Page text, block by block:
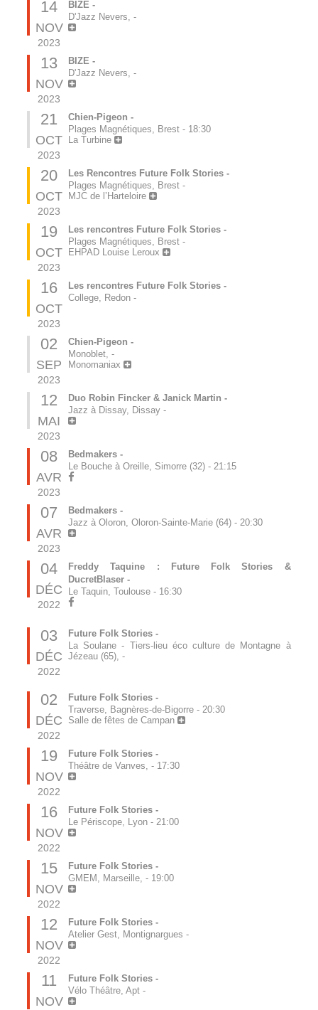
14
NOV
2023
BIZE -
D'Jazz Nevers, -
13
NOV
2023
BIZE -
D'Jazz Nevers, -
21
OCT
2023
Chien-Pigeon -
Plages Magnétiques, Brest - 18:30
La Turbine
20
OCT
2023
Les Rencontres Future Folk Stories -
Plages Magnétiques, Brest -
MJC de l’Harteloire
19
OCT
2023
Les rencontres Future Folk Stories -
Plages Magnétiques, Brest -
EHPAD Louise Leroux
16
OCT
2023
Les rencontres Future Folk Stories -
College, Redon -
02
SEP
2023
Chien-Pigeon -
Monoblet, -
Monomaniax
12
MAI
2023
Duo Robin Fincker & Janick Martin -
Jazz à Dissay, Dissay -
08
AVR
2023
Bedmakers -
Le Bouche à Oreille, Simorre (32) - 21:15
07
AVR
2023
Bedmakers -
Jazz à Oloron, Oloron-Sainte-Marie (64) - 20:30
04
DÉC
2022
Freddy Taquine : Future Folk Stories &
DucretBlaser -
Le Taquin, Toulouse - 16:30
03
DÉC
2022
Future Folk Stories -
La Soulane - Tiers-lieu éco culture de Montagne à
Jézeau (65), -
02
DÉC
2022
Future Folk Stories -
Traverse, Bagnères-de-Bigorre - 20:30
Salle de fêtes de Campan
19
NOV
2022
Future Folk Stories -
Théâtre de Vanves, - 17:30
16
NOV
2022
Future Folk Stories -
Le Périscope, Lyon - 21:00
15
NOV
2022
Future Folk Stories -
GMEM, Marseille, - 19:00
12
NOV
2022
Future Folk Stories -
Atelier Gest, Montignargues -
11
NOV
Future Folk Stories -
Vélo Théâtre, Apt -